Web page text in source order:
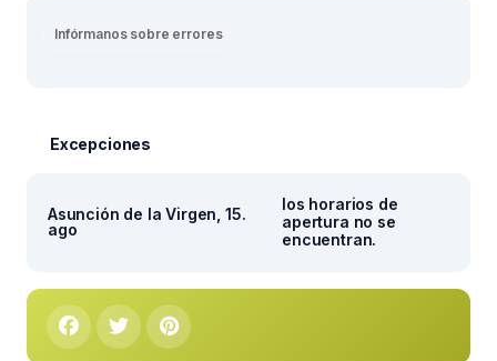
Infórmanos sobre errores
Excepciones
Asunción de la Virgen, 15.
ago
los horarios de
apertura no se
encuentran.